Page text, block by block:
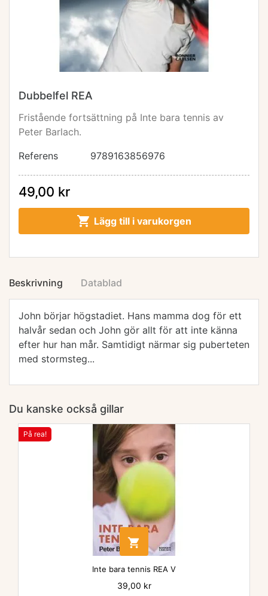
Dubbelfel REA
Fristående fortsättning på Inte bara tennis av
Peter Barlach.
Referens
9789163856976
49,00 kr
 Lägg till i varukorgen
Beskrivning Datablad
John börjar högstadiet. Hans mamma dog för ett
halvår sedan och John gör allt för att inte känna
efter hur han mår. Samtidigt närmar sig puberteten
med stormsteg...
Du kanske också gillar
På rea!

Inte bara tennis REA V
Pris
39,00 kr